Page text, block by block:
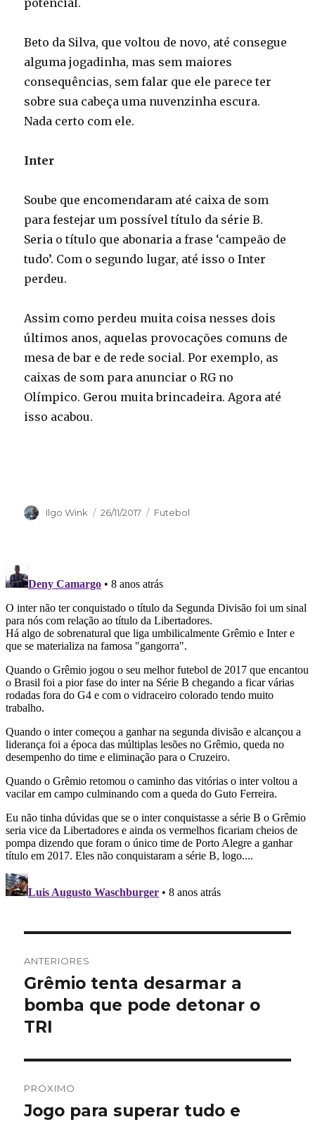
potencial.
Beto da Silva, que voltou de novo, até consegue
alguma jogadinha, mas sem maiores
consequências, sem falar que ele parece ter
sobre sua cabeça uma nuvenzinha escura.
Nada certo com ele.
Inter
Soube que encomendaram até caixa de som
para festejar um possível título da série B.
Seria o título que abonaria a frase ‘campeão de
tudo’. Com o segundo lugar, até isso o Inter
perdeu.
Assim como perdeu muita coisa nesses dois
últimos anos, aquelas provocações comuns de
mesa de bar e de rede social. Por exemplo, as
caixas de som para anunciar o RG no
Olímpico. Gerou muita brincadeira. Agora até
isso acabou.
Autor
Ilgo Wink
Publicado
26/11/2017 Categorias
Futebol
de
Post
ANTERIORES
Post
anterior:
Grêmio tenta desarmar a
bomba que pode detonar o
TRI
PRÓXIMO
Próximo
Jogo para superar tudo e